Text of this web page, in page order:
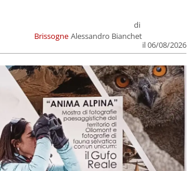
Brissogne
di
Alessandro Bianchet
il 06/08/2026